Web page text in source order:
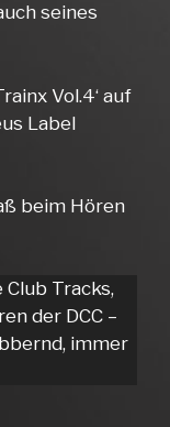
seines
Vol.4‘ auf
Label
beim Hören
Tracks,
der DCC –
immer